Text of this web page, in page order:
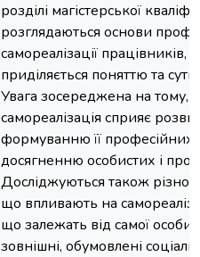
розділі магістерської
розглядаються основи
самореалізації працівників,
приділяється поняттю та
Увага зосереджена на тому,
самореалізація сприяє
формуванню її професійних
досягненню особистих і
Досліджуються також
що впливають на
що залежать від самої
зовнішні, обумовлені